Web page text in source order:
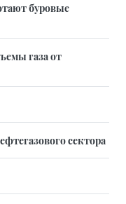
буровые
газа от
сектора